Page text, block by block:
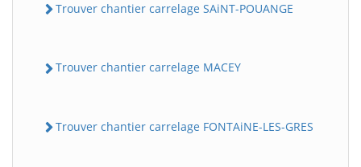
Trouver chantier carrelage SAiNT-POUANGE
Trouver chantier carrelage MACEY
Trouver chantier carrelage FONTAiNE-LES-GRES